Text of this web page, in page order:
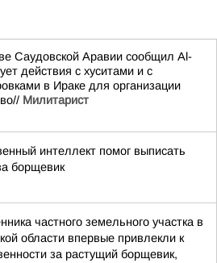
Саудовской Аравии сообщил Al-
действия с хуситами и с
в Ираке для организации
Милитарист
интеллект помог выписать
борщевик
частного земельного участка в
области впервые привлекли к
за растущий борщевик,